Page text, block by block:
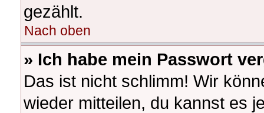
gezählt.
Nach oben
» Ich habe mein Passwort
Das ist nicht schlimm! Wir
wieder mitteilen, du kannst es